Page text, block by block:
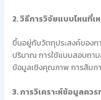
2. วิธีการวิจัยแบบไหนที่เ
ขึ้นอยู่กับวัตถุประสงค์ของ
ปริมาณ การใช้แบบสอบถา
ข้อมูลเชิงคุณภาพ การสัมภ
3. การวิเคราะห์ข้อมูลควร